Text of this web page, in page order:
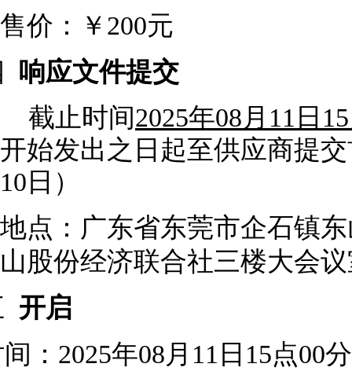
售价：￥200元
响应文件提交
截止时间2025年08月11日
开始发出之日起至供应商提
10日）
地点：广东省东莞市企石镇
山股份经济联合社三楼大会
开启
：2025年08月11日15点00